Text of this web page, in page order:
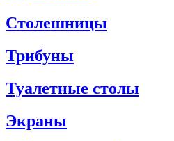
Столешницы
Трибуны
Туалетные столы
Экраны